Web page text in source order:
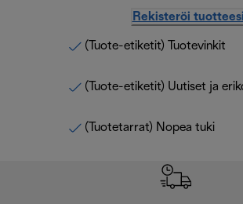
Rekisteröi tuotteesi
(Tuote-etiketit) Tuotevinkit
(Tuote-etiketit) Uutiset ja
(Tuotetarrat) Nopea tuki